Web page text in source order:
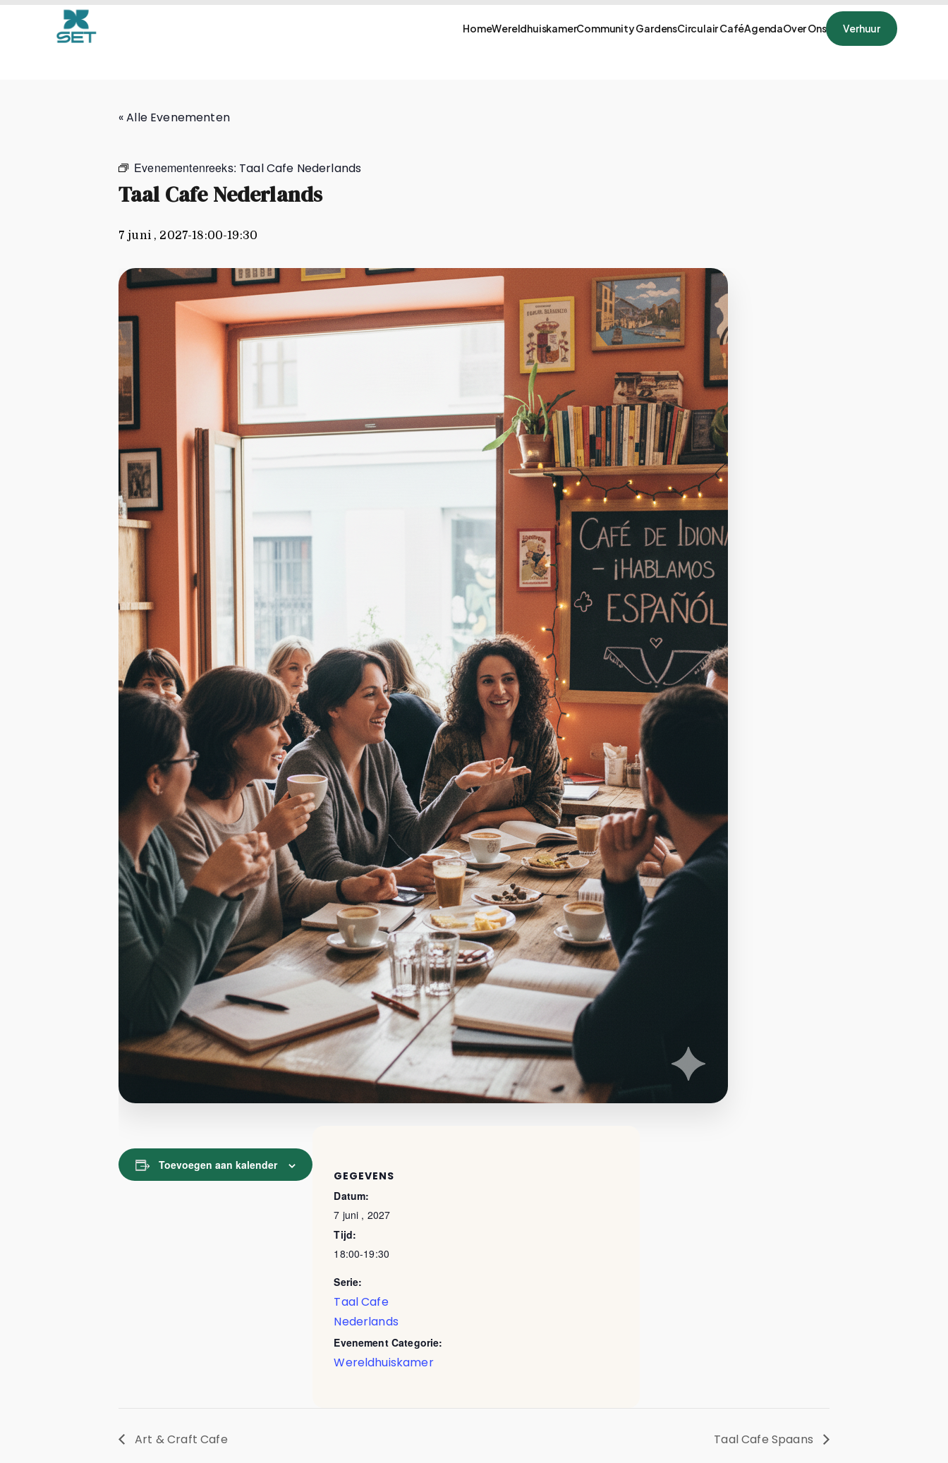
HomeWereldhuiskamerCommunity GardensCirculair CaféAgendaOver Ons Verhuur
Taal Cafe Nederlands
« Alle Evenementen
Evenementenreeks: Taal Cafe Nederlands
Taal Cafe Nederlands
7 juni , 2027-18:00-19:30
Toevoegen aan kalender
GEGEVENS
Datum:
7 juni , 2027
Tijd:
18:00-19:30
Serie:
Taal Cafe
Nederlands
Evenement Categorie:
Wereldhuiskamer
Art & Craft Cafe Taal Cafe Spaans